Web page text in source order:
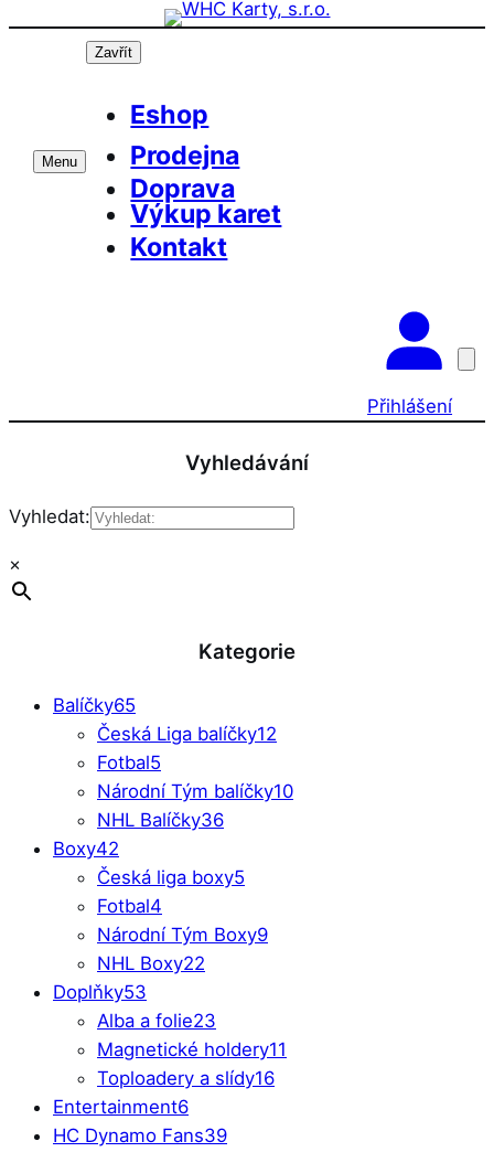
Přeskočit
Menu
Zavřít
Eshop
Prodejna
Doprava
Výkup karet
Kontakt
Přihlášení
Vyhledávání
Vyhledat:
×
Kategorie
Balíčky65
Česká Liga balíčky12
Fotbal5
Národní Tým balíčky10
NHL Balíčky36
Boxy42
Česká liga boxy5
Fotbal4
Národní Tým Boxy9
NHL Boxy22
Doplňky53
Alba a folie23
Magnetické holdery11
Toploadery a slídy16
Entertainment6
HC Dynamo Fans39